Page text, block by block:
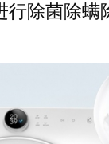
除菌除螨